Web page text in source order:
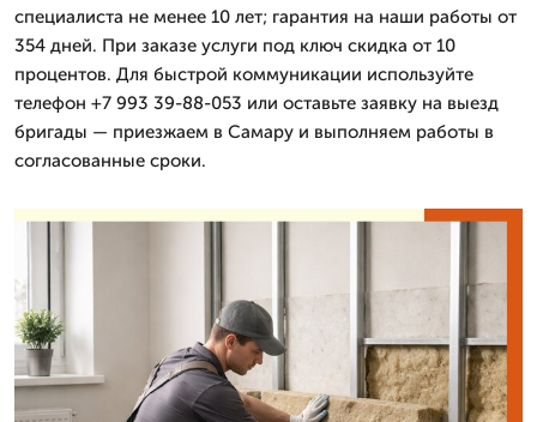
специалиста не менее 10 лет; гарантия на наши работы от
354 дней. При заказе услуги под ключ скидка от 10
процентов. Для быстрой коммуникации используйте
телефон +7 993 39-88-053 или оставьте заявку на выезд
бригады — приезжаем в Самару и выполняем работы в
согласованные сроки.